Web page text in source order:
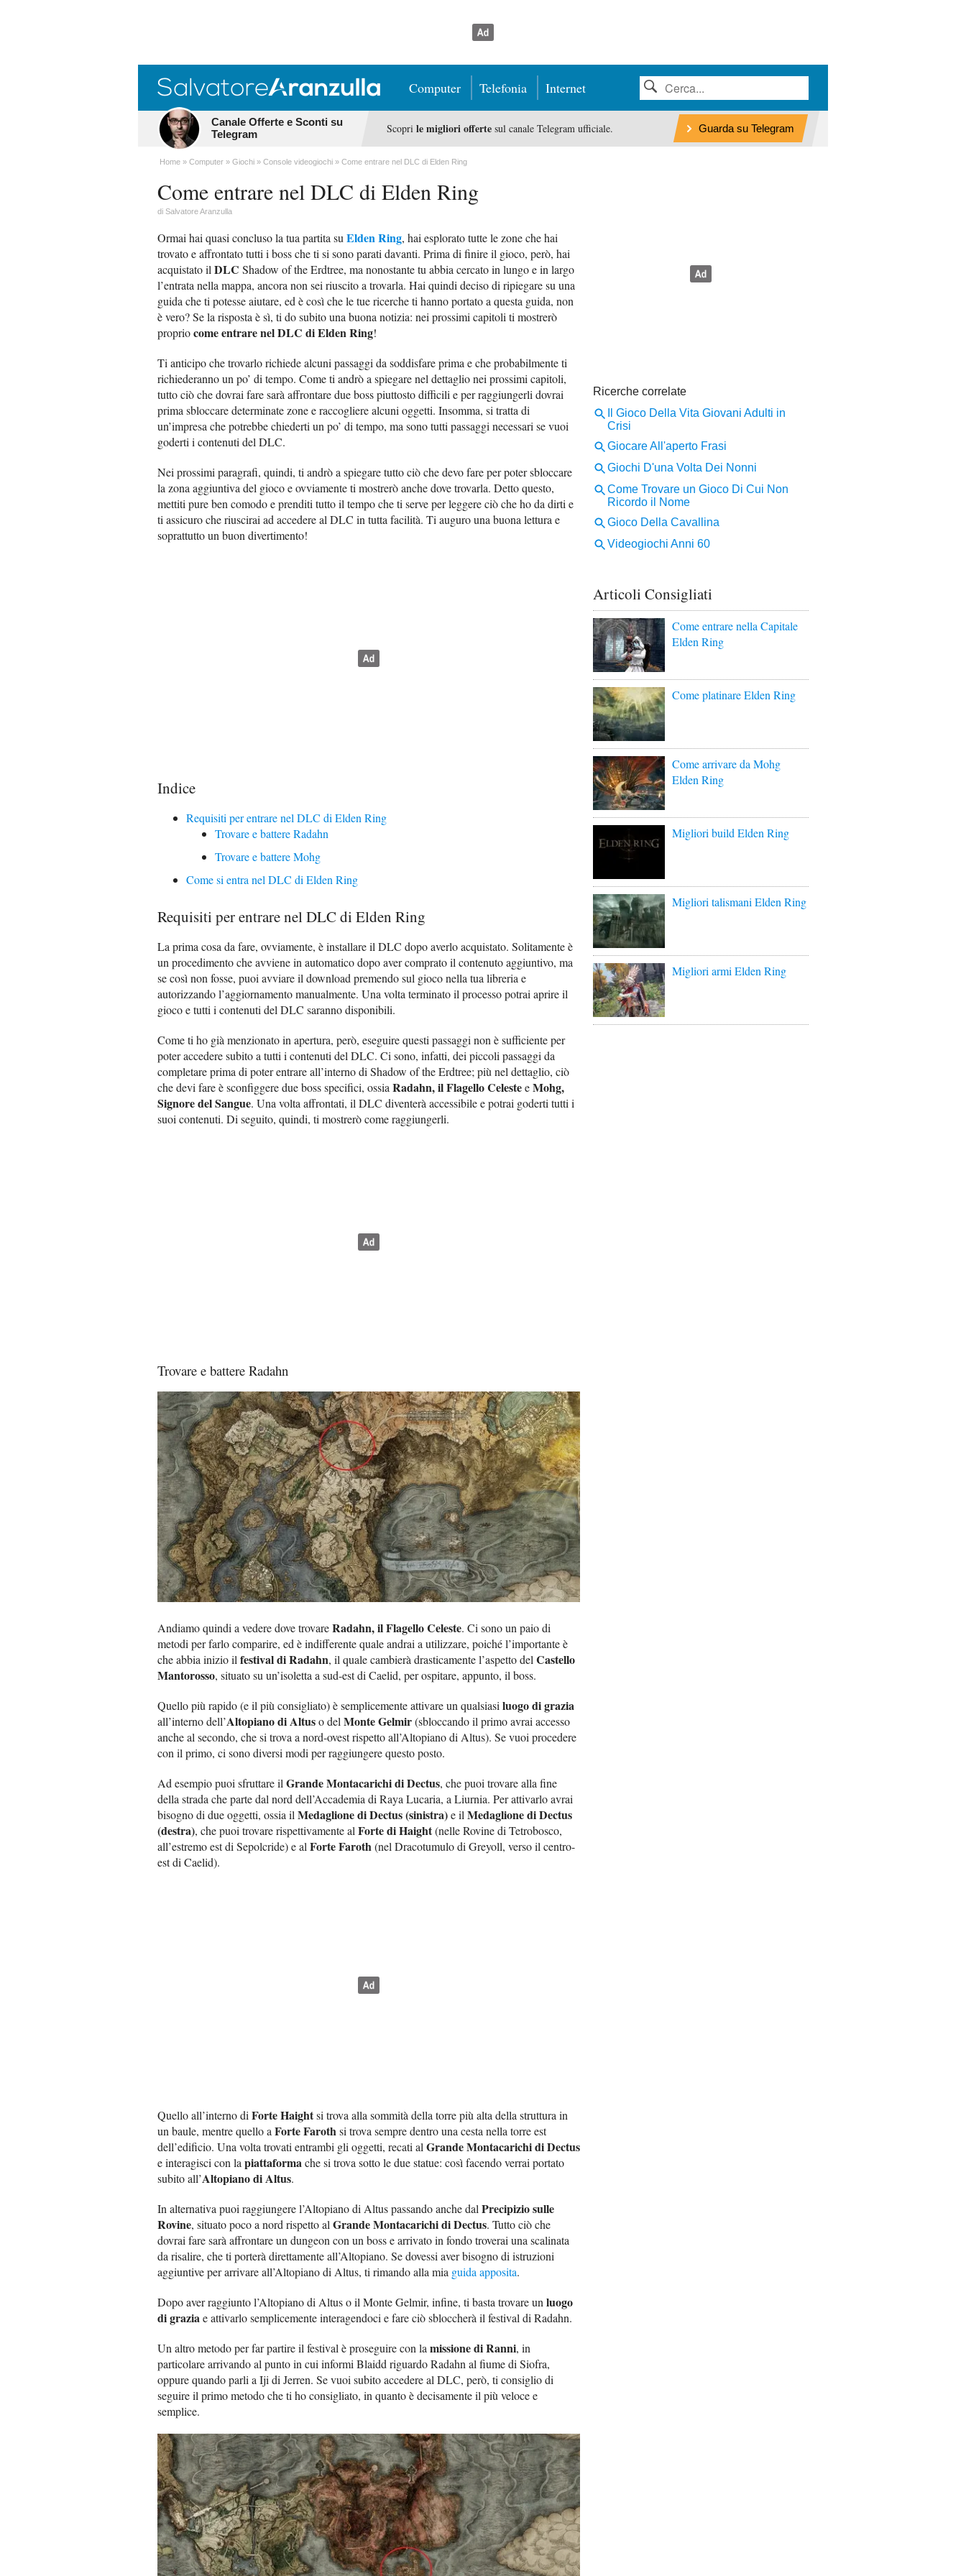
Computer Telefonia Internet
Canale Offerte e Sconti su
Telegram
Scopri le migliori offertesul canale Telegram ufficiale. Guarda su Telegram
Home Computer Giochi Console videogiochi Come entrare nel DLC di Elden Ring
Come entrare nel DLC di Elden Ring
di Salvatore Aranzulla
Ormai hai quasi concluso la tua partita su Elden Ring, hai esplorato tutte le zone che hai
trovato e affrontato tutti i boss che ti si sono parati davanti. Prima di finire il gioco, però, hai
acquistato il DLC Shadow of the Erdtree, ma nonostante tu abbia cercato in lungo e in largo
l’entrata nella mappa, ancora non sei riuscito a trovarla. Hai quindi deciso di ripiegare su una
guida che ti potesse aiutare, ed è così che le tue ricerche ti hanno portato a questa guida, non
è vero? Se la risposta è sì, ti do subito una buona notizia: nei prossimi capitoli ti mostrerò
propriocome entrare nel DLC di Elden Ring!
Ti anticipo che trovarlo richiede alcuni passaggi da soddisfare prima e che probabilmente ti
richiederanno un po’ di tempo. Come ti andrò a spiegare nel dettaglio nei prossimi capitoli,
tutto ciò che dovrai fare sarà affrontare due boss piuttosto difficili e per raggiungerli dovrai
prima sbloccare determinate zone e raccogliere alcuni oggetti. Insomma, si tratta di
un’impresa che potrebbe chiederti un po’ di tempo, ma sono tutti passaggi necessari se vuoi
goderti i contenuti del DLC.
Nei prossimi paragrafi, quindi, ti andrò a spiegare tutto ciò che devo fare per poter sbloccare
la zona aggiuntiva del gioco e ovviamente ti mostrerò anche dove trovarla. Detto questo,
mettiti pure ben comodo e prenditi tutto il tempo che ti serve per leggere ciò che ho da dirti e
ti assicuro che riuscirai ad accedere al DLC in tutta facilità. Ti auguro una buona lettura e
soprattutto un buon divertimento!
Indice
Requisiti per entrare nel DLC di Elden Ring
Trovare e battere Radahn
Trovare e battere Mohg
Come si entra nel DLC di Elden Ring
Requisiti per entrare nel DLC di Elden Ring
La prima cosa da fare, ovviamente, è installare il DLC dopo averlo acquistato. Solitamente è
un procedimento che avviene in automatico dopo aver comprato il contenuto aggiuntivo, ma
se così non fosse, puoi avviare il download premendo sul gioco nella tua libreria e
autorizzando l’aggiornamento manualmente. Una volta terminato il processo potrai aprire il
gioco e tutti i contenuti del DLC saranno disponibili.
Come ti ho già menzionato in apertura, però, eseguire questi passaggi non è sufficiente per
poter accedere subito a tutti i contenuti del DLC. Ci sono, infatti, dei piccoli passaggi da
completare prima di poter entrare all’interno di Shadow of the Erdtree; più nel dettaglio, ciò
che devi fare è sconfiggere due boss specifici, ossia Radahn, il Flagello CelesteeMohg,
Signore del Sangue. Una volta affrontati, il DLC diventerà accessibile e potrai goderti tutti i
suoi contenuti. Di seguito, quindi, ti mostrerò come raggiungerli.
Trovare e battere Radahn
Andiamo quindi a vedere dove trovareRadahn, il Flagello Celeste. Ci sono un paio di
metodi per farlo comparire, ed è indifferente quale andrai a utilizzare, poiché l’importante è
che abbia inizio il festival di Radahn, il quale cambierà drasticamente l’aspetto del Castello
Mantorosso, situato su un’isoletta a sud-est di Caelid, per ospitare, appunto, il boss.
Quello più rapido (e il più consigliato) è semplicemente attivare un qualsiasi luogo di grazia
all’interno dell’Altopiano di Altuso del Monte Gelmir(sbloccando il primo avrai accesso
anche al secondo, che si trova a nord-ovest rispetto all’Altopiano di Altus). Se vuoi procedere
con il primo, ci sono diversi modi per raggiungere questo posto.
Ad esempio puoi sfruttare il Grande Montacarichi di Dectus, che puoi trovare alla fine
della strada che parte dal nord dell’Accademia di Raya Lucaria, a Liurnia. Per attivarlo avrai
bisogno di due oggetti, ossia il Medaglione di Dectus (sinistra)e il Medaglione di Dectus
(destra), che puoi trovare rispettivamente al Forte di Haight(nelle Rovine di Tetrobosco,
all’estremo est di Sepolcride) e al Forte Faroth(nel Dracotumulo di Greyoll, verso il centro-
est di Caelid).
Quello all’interno di Forte Haightsi trova alla sommità della torre più alta della struttura in
un baule, mentre quello a Forte Farothsi trova sempre dentro una cesta nella torre est
dell’edificio. Una volta trovati entrambi gli oggetti, recati al Grande Montacarichi di Dectus
e interagisci con la piattaformache si trova sotto le due statue: così facendo verrai portato
subito all’Altopiano di Altus.
In alternativa puoi raggiungere l’Altopiano di Altus passando anche dal Precipizio sulle
Rovine, situato poco a nord rispetto al Grande Montacarichi di Dectus. Tutto ciò che
dovrai fare sarà affrontare un dungeon con un boss e arrivato in fondo troverai una scalinata
da risalire, che ti porterà direttamente all’Altopiano. Se dovessi aver bisogno di istruzioni
aggiuntive per arrivare all’Altopiano di Altus, ti rimando alla mia guida apposita.
Dopo aver raggiunto l’Altopiano di Altus o il Monte Gelmir, infine, ti basta trovare un luogo
di graziae attivarlo semplicemente interagendoci e fare ciò sbloccherà il festival di Radahn.
Un altro metodo per far partire il festival è proseguire con la missione di Ranni, in
particolare arrivando al punto in cui informi Blaidd riguardo Radahn al fiume di Siofra,
oppure quando parli a Iji di Jerren. Se vuoi subito accedere al DLC, però, ti consiglio di
seguire il primo metodo che ti ho consigliato, in quanto è decisamente il più veloce e
semplice.
Articoli Consigliati
Come entrare nella Capitale
Elden Ring
Come platinare Elden Ring
Come arrivare da Mohg
Elden Ring
Migliori build Elden Ring
Migliori talismani Elden Ring
Migliori armi Elden Ring